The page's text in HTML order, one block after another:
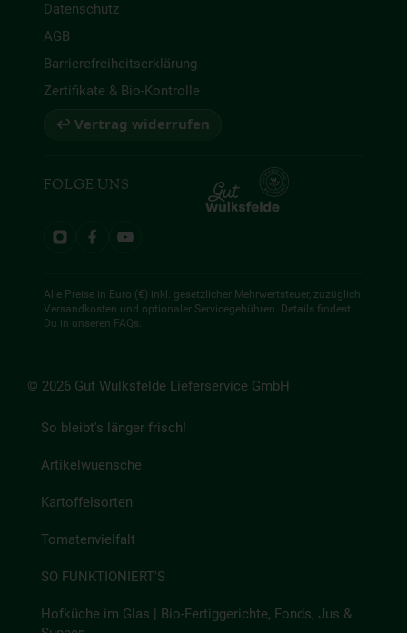
Datenschutz
AGB
Barrierefreiheitserklärung
Zertifikate & Bio-Kontrolle
↩ Vertrag widerrufen
FOLGE UNS
Alle Preise in Euro (€) inkl. gesetzlicher Mehrwertsteuer, zuzüglich
Versandkosten und optionaler Servicegebühren. Details findest
Du in unseren FAQs.
© 2026 Gut Wulksfelde Lieferservice GmbH
So bleibt's länger frisch!
Artikelwuensche
Kartoffelsorten
Tomatenvielfalt
SO FUNKTIONIERT'S
Hofküche im Glas | Bio-Fertiggerichte, Fonds, Jus &